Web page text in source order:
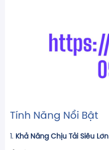
Tính Năng Nổi Bật
1. Khả Năng Chịu Tải Siêu Lớn